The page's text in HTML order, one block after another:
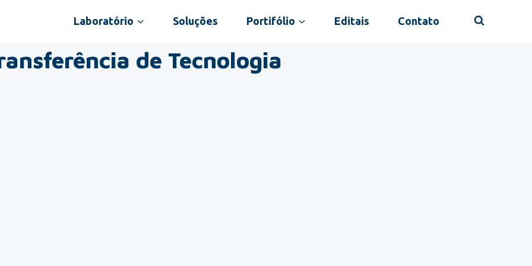
Laboratório Soluções Portifólio Editais Contato
de Tecnologia